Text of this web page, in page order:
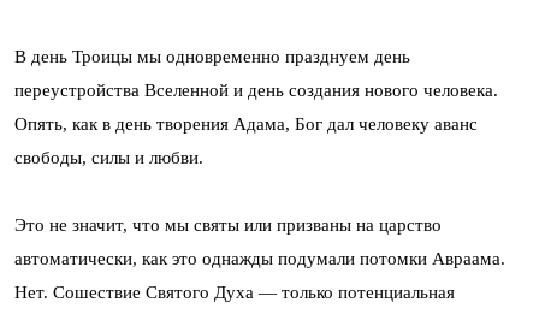
В день Троицы мы одновременно празднуем день
переустройства Вселенной и день создания нового человека.
Опять, как в день творения Адама, Бог дал человеку аванс
свободы, силы и любви.
Это не значит, что мы святы или призваны на царство
автоматически, как это однажды подумали потомки Авраама.
Нет. Сошествие Святого Духа — только потенциальная